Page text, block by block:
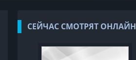
СЕЙЧАС СМОТРЯТ ОНЛАЙН